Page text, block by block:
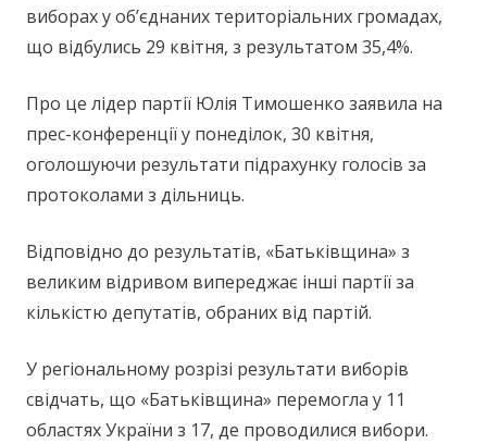
виборах у об’єднаних територіальних громадах,
що відбулись 29 квітня, з результатом 35,4%.
Про це лідер партії Юлія Тимошенко заявила на
прес-конференції у понеділок, 30 квітня,
оголошуючи результати підрахунку голосів за
протоколами з дільниць.
Відповідно до результатів, «Батьківщина» з
великим відривом випереджає інші партії за
кількістю депутатів, обраних від партій.
У регіональному розрізі результати виборів
свідчать, що «Батьківщина» перемогла у 11
областях України з 17, де проводилися вибори.